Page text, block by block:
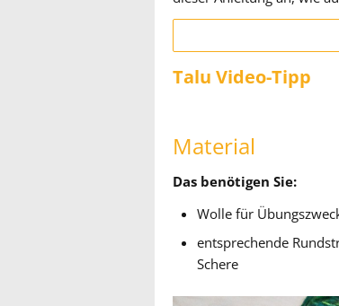
Talu Video-Tipp
Material
Das benötigen Sie:
Wolle für
entsprechende
Schere